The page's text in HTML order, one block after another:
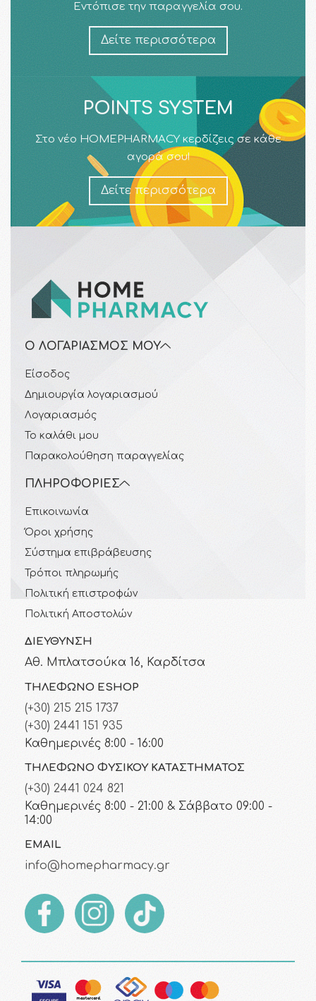
Εντόπισε την παραγγελία σου.
Δείτε περισσότερα
POINTS SYSTEM
Στο νέο HOMEPHARMACY κερδίζεις σε κάθε
αγορά σου!
Δείτε περισσότερα
Ο ΛΟΓΑΡΙΑΣΜΌΣ ΜΟΥ
Είσοδος
Δημιουργία λογαριασμού
Λογαριασμός
Το καλάθι μου
Παρακολούθηση παραγγελίας
ΠΛΗΡΟΦΟΡΊΕΣ
Επικοινωνία
Όροι χρήσης
Σύστημα επιβράβευσης
Τρόποι πληρωμής
Πολιτική επιστροφών
Πολιτική Αποστολών
ΔΙΕΎΘΥΝΣΗ
Αθ. Μπλατσούκα 16, Καρδίτσα
ΤΗΛΈΦΩΝΟ ESHOP
(+30) 215 215 1737
(+30) 2441 151 935
Καθημερινές 8:00 - 16:00
ΤΗΛΈΦΩΝΟ ΦΥΣΙΚΟΎ ΚΑΤΑΣΤΉΜΑΤΟΣ
(+30) 2441 024 821
Καθημερινές 8:00 - 21:00 & Σάββατο 09:00 -
14:00
EMAIL
info@homepharmacy.gr